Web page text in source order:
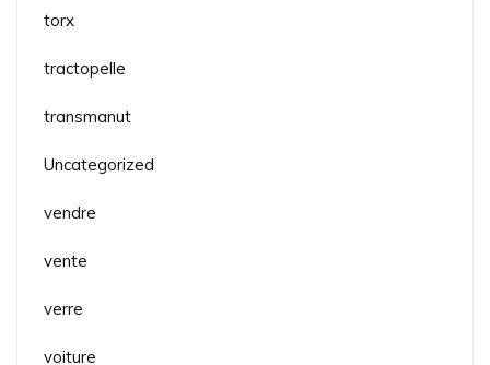
torx
tractopelle
transmanut
Uncategorized
vendre
vente
verre
voiture